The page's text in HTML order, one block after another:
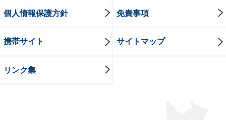
個人情報保護方針 免責事項
携帯サイト サイトマップ
リンク集